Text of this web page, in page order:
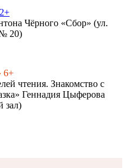
Чёрного «Сбор» (ул.
20)
6+
чтения. Знакомство с
Геннадия Цыферова
зал)